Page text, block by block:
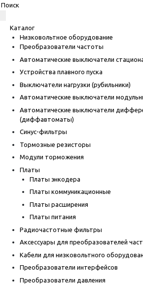
Каталог
Низковольтное оборудование
Преобразователи частоты
Автоматические выключатели
Устройства плавного пуска
Выключатели нагрузки (рубильники)
Автоматические выключатели
Автоматические выключатели
(диффавтоматы)
Синус-фильтры
Тормозные резисторы
Модули торможения
Платы
Платы энкодера
Платы коммуникационные
Платы расширения
Платы питания
Радиочастотные фильтры
Аксессуары для преобразователей
Кабели для низковольтного
Преобразователи интерфейсов
Преобразователи давления